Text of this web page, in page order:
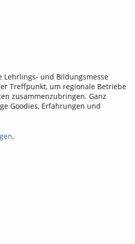
Lehrlings- und Bildungsmesse
Treffpunkt, um regionale Betriebe
zusammenzubringen. Ganz
Goodies, Erfahrungen und
,